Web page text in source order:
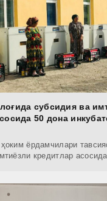
субсидия ва
50 дона
ёрдамчилари
кредитлар